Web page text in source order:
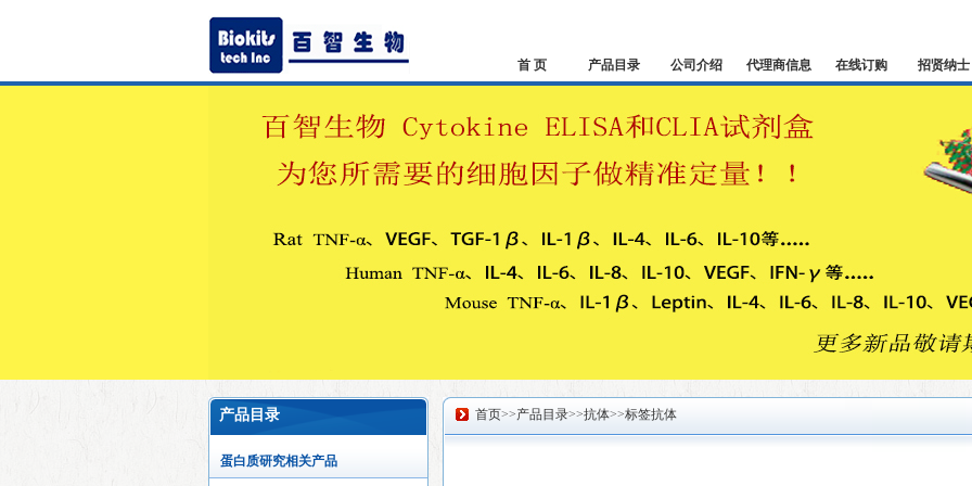
首 页 产品目录 公司介绍 代理商信息 在线订购 招贤纳士
产品目录
蛋白质研究相关产品
首页>>产品目录>>抗体>>标签抗体